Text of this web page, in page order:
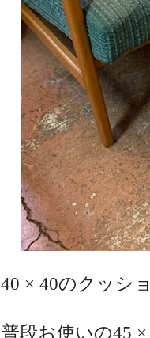
40 × 40のクッシ
普段お使いの45